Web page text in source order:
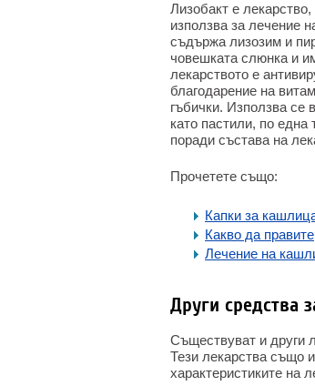
Лизобакт е
използва за лечение
съдържа лизозим и
човешката слюнка и
лекарството е
благодарение на
гъбички. Използва се
като пастили, по
поради състава на
Прочетете също:
Капки за
Какво да
Лечение на
Други средства
Съществуват и други
Тези лекарства също
характеристиките на